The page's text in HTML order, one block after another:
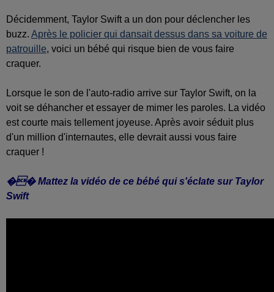
Décidemment, Taylor Swift a un don pour déclencher les
buzz. Après le policier qui dansait dessus dans sa voiture de
patrouille, voici un bébé qui risque bien de vous faire
craquer.
Lorsque le son de l'auto-radio arrive sur Taylor Swift, on la
voit se déhancher et essayer de mimer les paroles. La vidéo
est courte mais tellement joyeuse. Après avoir séduit plus
d'un million d'internautes, elle devrait aussi vous faire
craquer !
�� Mattez la vidéo de ce bébé qui s'éclate sur Taylor
Swift